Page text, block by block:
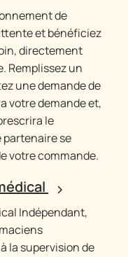
de
et bénéficiez
directement
Remplissez un
une demande de
votre demande et,
le
se
votre commande.
Indépendant,
la supervision de